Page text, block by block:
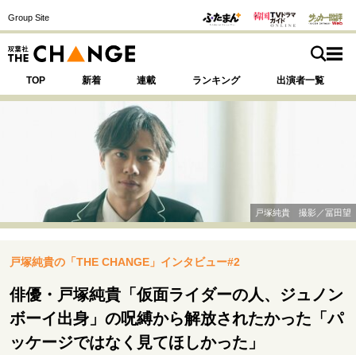
Group Site
TOP 新着 連載 ランキング 出演者一覧
注目の記事テーマで探す
運命を変えた出会い 決断の裏側
表現者の葛藤
人生が動いた日 10代の挫折と原点
戸塚純貴 撮影／冨田望
戸塚純貴の「THE CHANGE」インタビュー#2
俳優・戸塚純貴「仮面ライダーの人、ジュノン
ボーイ出身」の呪縛から解放されたかった「パ
ッケージではなく見てほしかった」